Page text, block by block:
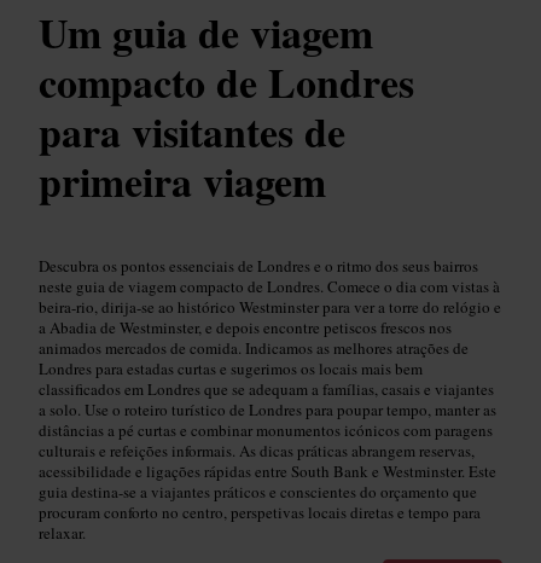
Um guia de viagem
compacto de Londres
para visitantes de
primeira viagem
Descubra os pontos essenciais de Londres e o ritmo dos seus bairros
neste guia de viagem compacto de Londres. Comece o dia com vistas à
beira-rio, dirija-se ao histórico Westminster para ver a torre do relógio e
a Abadia de Westminster, e depois encontre petiscos frescos nos
animados mercados de comida. Indicamos as melhores atrações de
Londres para estadas curtas e sugerimos os locais mais bem
classificados em Londres que se adequam a famílias, casais e viajantes
a solo. Use o roteiro turístico de Londres para poupar tempo, manter as
distâncias a pé curtas e combinar monumentos icónicos com paragens
culturais e refeições informais. As dicas práticas abrangem reservas,
acessibilidade e ligações rápidas entre South Bank e Westminster. Este
guia destina-se a viajantes práticos e conscientes do orçamento que
procuram conforto no centro, perspetivas locais diretas e tempo para
relaxar.